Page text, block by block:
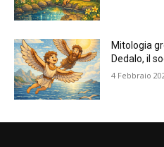
Mitologia
Dedalo, il
4 Febbraio